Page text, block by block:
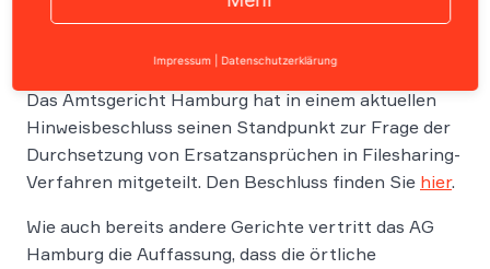
Das Amtsgericht Hamburg hat in einem aktuellen
Hinweisbeschluss seinen Standpunkt zur Frage der
Durchsetzung von Ersatzansprüchen in Filesharing-
Verfahren mitgeteilt. Den Beschluss finden Sie hier.
Wie auch bereits andere Gerichte vertritt das AG
Hamburg die Auffassung, dass die örtliche
Impressum Datenschutzerklärung